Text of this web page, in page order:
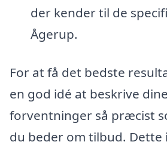
der kender til de
Ågerup.
For at få det bedste
en god idé at beskrive
forventninger så præcist
du beder om tilbud.